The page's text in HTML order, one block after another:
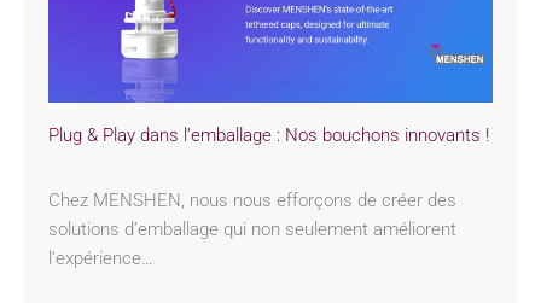
Plug & Play dans l’emballage : Nos bouchons innovants !
Chez MENSHEN, nous nous efforçons de créer des
solutions d’emballage qui non seulement améliorent
l’expérience…